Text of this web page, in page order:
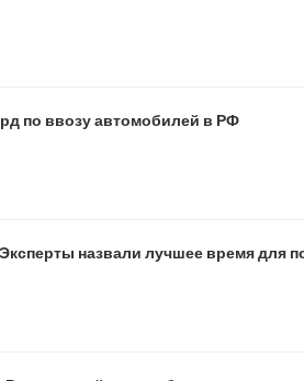
по ввозу автомобилей в РФ
назвали лучшее время для